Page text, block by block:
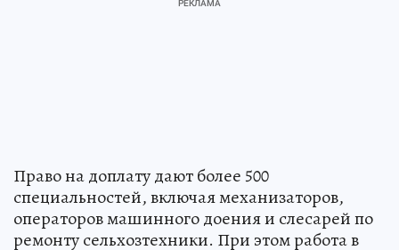
Право на доплату дают более 500
специальностей, включая механизаторов,
операторов машинного доения и слесарей по
ремонту сельхозтехники. При этом работа в